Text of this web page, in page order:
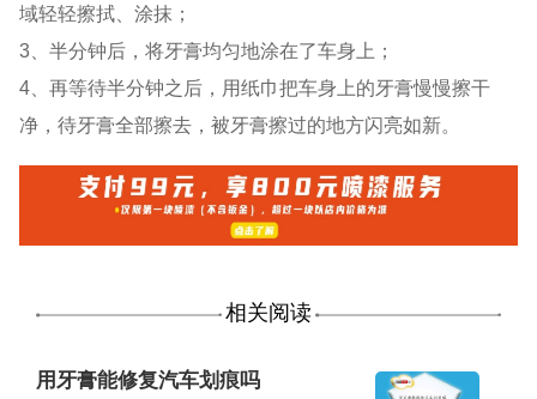
域轻轻擦拭、涂抹；
3、半分钟后，将牙膏均匀地涂在了车身上；
4、再等待半分钟之后，用纸巾把车身上的牙膏慢慢擦干
净，待牙膏全部擦去，被牙膏擦过的地方闪亮如新。
相关阅读
用牙膏能修复汽车划痕吗